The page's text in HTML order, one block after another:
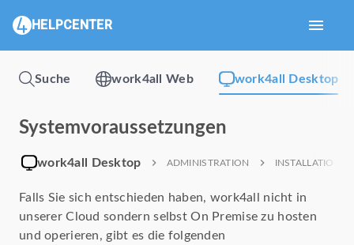
HELPCENTER menu
Suche work4all Web work4all Desktop
Systemvoraussetzungen
work4all Desktop chevron_right ADMINISTRATION chevron_right INSTALLATION/
Falls Sie sich entschieden haben, work4all nicht in
unserer Cloud sondern selbst On Premise zu hosten
und operieren, gibt es die folgenden